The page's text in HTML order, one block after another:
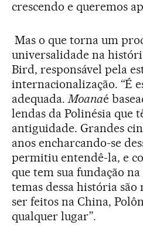
crescendo e queremos
Mas o que torna um
universalidade na
Bird, responsável pela
internacionalização. “É
adequada.Moanaé
lendas da Polinésia que
antiguidade. Grandes
anos encharcando-se
permitiu entendê-la, e
que tem sua fundação
temas dessa história
ser feitos na China,
qualquer lugar”.